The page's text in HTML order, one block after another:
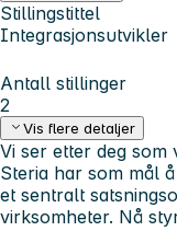
Stillingstittel
Integrasjonsutvikler
Antall stillinger
2
Vis flere detaljer
Vi ser etter deg som
Steria har som mål
et sentralt
virksomheter. Nå